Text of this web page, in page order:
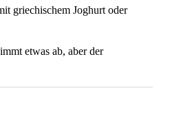
griechischem Joghurt oder
etwas ab, aber der